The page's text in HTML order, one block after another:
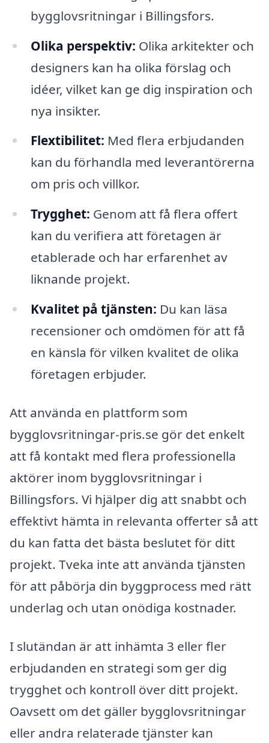
bygglovsritningar i Billingsfors.
Olika perspektiv: Olika arkitekter och
designers kan ha olika förslag och
idéer, vilket kan ge dig inspiration och
nya insikter.
Flextibilitet: Med flera erbjudanden
kan du förhandla med leverantörerna
om pris och villkor.
Trygghet: Genom att få flera offert
kan du verifiera att företagen är
etablerade och har erfarenhet av
liknande projekt.
Kvalitet på tjänsten: Du kan läsa
recensioner och omdömen för att få
en känsla för vilken kvalitet de olika
företagen erbjuder.
Att använda en plattform som
bygglovsritningar-pris.se gör det enkelt
att få kontakt med flera professionella
aktörer inom bygglovsritningar i
Billingsfors. Vi hjälper dig att snabbt och
effektivt hämta in relevanta offerter så att
du kan fatta det bästa beslutet för ditt
projekt. Tveka inte att använda tjänsten
för att påbörja din byggprocess med rätt
underlag och utan onödiga kostnader.
I slutändan är att inhämta 3 eller fler
erbjudanden en strategi som ger dig
trygghet och kontroll över ditt projekt.
Oavsett om det gäller bygglovsritningar
eller andra relaterade tjänster kan